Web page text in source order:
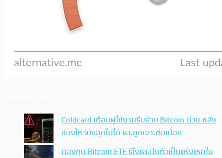
Coldcard เตือนผู้ใช้งานรีบย้าย Bitcoin ด่วน หลัง
ช่องโหว่ยังอุดไม่ได้ และถูกเจาะต่อเนื่อง
กองทุน Bitcoin ETF เจ๊งและปิดตัวเป็นแห่งแรกใน